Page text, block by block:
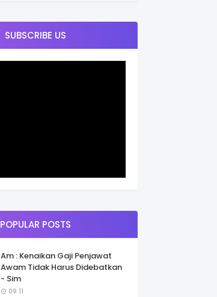
SUBSCRIBE US
POPULAR POSTS
Am : Kenaikan Gaji Penjawat
Awam Tidak Harus Didebatkan
- Sim
09:11